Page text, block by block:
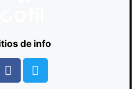
de info